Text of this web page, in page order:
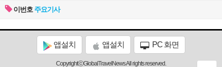
이번호 주요기사
앱설치 앱설치 PC 화면
CopyrightⓒGlobalTravelNews All rights reserved.